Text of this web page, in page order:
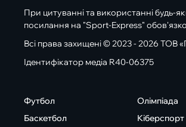
При цитуванні та використанні будь-
посилання на "Sport-Express"
Всі права захищені © 2023 - 2026 ТОВ
Ідентифікатор медіа R40-06375
Футбол
Баскетбол
Олімпіада
Кіберспорт